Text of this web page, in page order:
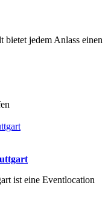
jedem Anlass einen
ist eine Eventlocation